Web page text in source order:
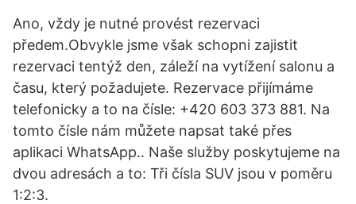
Ano, vždy je nutné provést rezervaci
předem.Obvykle jsme však schopni zajistit
rezervaci tentýž den, záleží na vytížení salonu a
času, který požadujete. Rezervace přijímáme
telefonicky a to na čísle: +420 603 373 881. Na
tomto čísle nám můžete napsat také přes
aplikaci WhatsApp.. Naše služby poskytujeme na
dvou adresách a to: Tři čísla SUV jsou v poměru
1:2:3.